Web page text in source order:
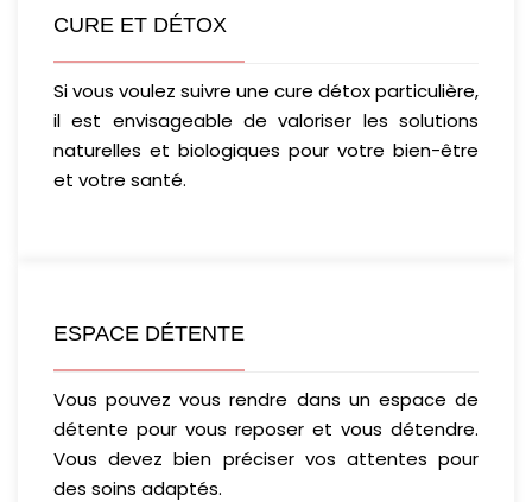
CURE ET DÉTOX
Si vous voulez suivre une cure détox particulière,
il est envisageable de valoriser les solutions
naturelles et biologiques pour votre bien-être
et votre santé.
ESPACE DÉTENTE
Vous pouvez vous rendre dans un espace de
détente pour vous reposer et vous détendre.
Vous devez bien préciser vos attentes pour
des soins adaptés.